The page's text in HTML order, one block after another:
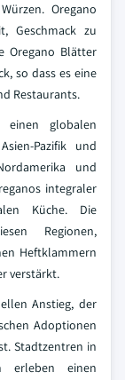
Oregano
Geschmack zu
Oregano Blätter
so dass es eine
Restaurants.
einen globalen
Pazifik und
und
integraler
Küche. Die
Regionen,
Heftklammern
verstärkt.
Anstieg, der
Adoptionen
Stadtzentren in
erleben einen